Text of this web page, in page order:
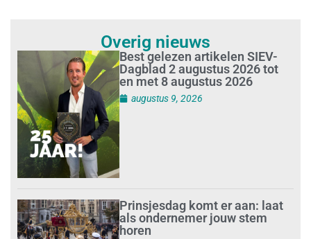
Overig nieuws
Best gelezen artikelen SIEV-
Dagblad 2 augustus 2026 tot
en met 8 augustus 2026
augustus 9, 2026
Prinsjesdag komt er aan: laat
als ondernemer jouw stem
horen